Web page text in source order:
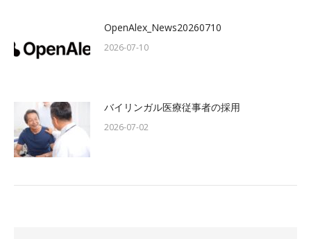
OpenAlex_News20260710
2026-07-10
バイリンガル医療従事者の採用
2026-07-02